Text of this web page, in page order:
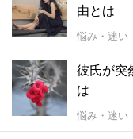
由とは
悩み・迷い
彼氏が突
は
悩み・迷い